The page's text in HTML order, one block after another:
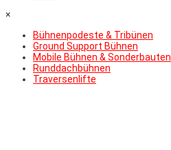
×
Bühnenpodeste & Tribünen
Ground Support Bühnen
Mobile Bühnen & Sonderbauten
Runddachbühnen
Traversenlifte